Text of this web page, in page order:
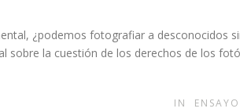
¿podemos fotografiar a desconocidos
sobre la cuestión de los derechos de los
IN